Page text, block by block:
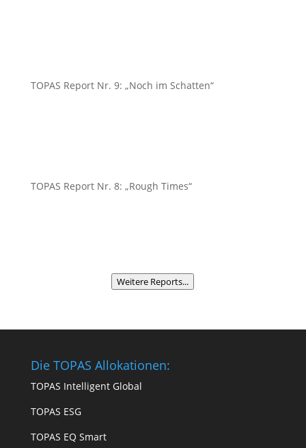
TOPAS Report Nr. 9: „Noch im Schatten“
TOPAS Report Nr. 8: „Rough Times“
Weitere Reports...
Die TOPAS Allokationen:
TOPAS Intelligent Global
TOPAS ESG
TOPAS EQ Smart